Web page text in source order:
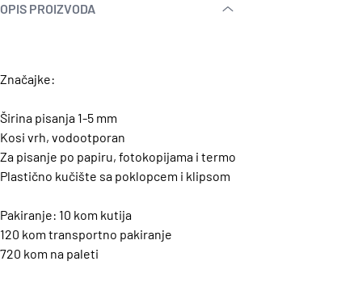
OPIS PROIZVODA
Značajke:
Širina pisanja 1-5 mm
Kosi vrh, vodootporan
Za pisanje po papiru, fotokopijama i termo
Plastično kučište sa poklopcem i klipsom
Pakiranje: 10 kom kutija
120 kom transportno pakiranje
720 kom na paleti